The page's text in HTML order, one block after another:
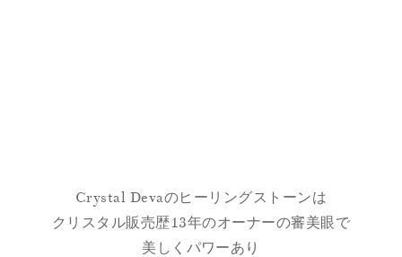
Crystal Devaのヒーリングストーンは
クリスタル販売歴13年のオーナーの審美眼で
美しくパワーあり